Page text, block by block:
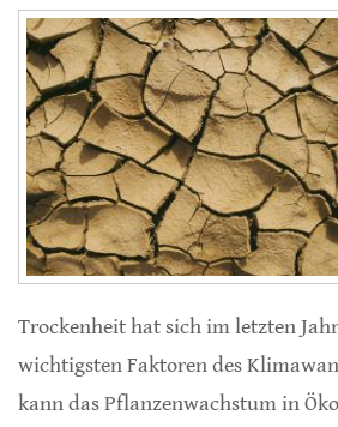
Trockenheit hat sich im letzten
wichtigsten Faktoren des
kann das Pflanzenwachstum in